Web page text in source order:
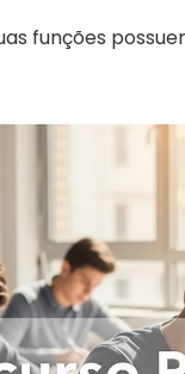
funções